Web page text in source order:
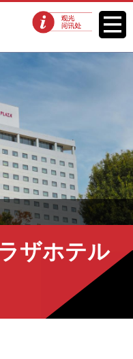
观光问讯处 菜单
ザホテル